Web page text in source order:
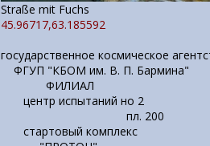
Straße mit Fuchs
45.96717,63.185592
государственное космическое
ФГУП "КБОМ им. В. П. Бармина"
ФИЛИАЛ
центр испытаний нo 2
пл. 200
стартовый